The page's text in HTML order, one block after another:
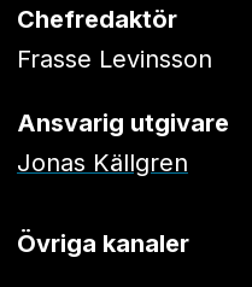
Chefredaktör
Frasse Levinsson
Ansvarig utgivare
Jonas Källgren
Övriga kanaler